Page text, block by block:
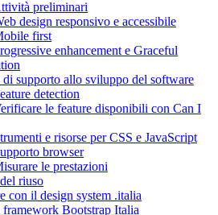
preliminari
design responsivo e accessibile
first
enhancement e Graceful
supporto allo sviluppo del software
detection
le feature disponibili con Can I
e risorse per CSS e JavaScript
browser
le prestazioni
riuso
con il design system .italia
Bootstrap Italia